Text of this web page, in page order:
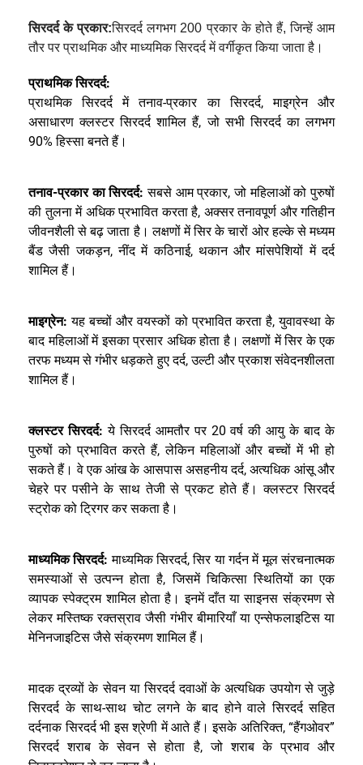
सिरदर्द के प्रकार:सिरदर्द लगभग 200 प्रकार के होते हैं, जिन्हें आम
तौर पर प्राथमिक और माध्यमिक सिरदर्द में वर्गीकृत किया जाता है।
प्राथमिक सिरदर्द:
प्राथमिक सिरदर्द में तनाव-प्रकार का सिरदर्द, माइग्रेन और
असाधारण क्लस्टर सिरदर्द शामिल हैं, जो सभी सिरदर्द का लगभग
90% हिस्सा बनते हैं।
तनाव-प्रकार का सिरदर्द: सबसे आम प्रकार, जो महिलाओं को पुरुषों
की तुलना में अधिक प्रभावित करता है, अक्सर तनावपूर्ण और गतिहीन
जीवनशैली से बढ़ जाता है। लक्षणों में सिर के चारों ओर हल्के से मध्यम
बैंड जैसी जकड़न, नींद में कठिनाई, थकान और मांसपेशियों में दर्द
शामिल हैं।
माइग्रेन:यह बच्चों और वयस्कों को प्रभावित करता है, युवावस्था के
बाद महिलाओं में इसका प्रसार अधिक होता है। लक्षणों में सिर के एक
तरफ मध्यम से गंभीर धड़कते हुए दर्द, उल्टी और प्रकाश संवेदनशीलता
शामिल हैं।
क्लस्टर सिरदर्द: ये सिरदर्द आमतौर पर 20 वर्ष की आयु के बाद के
पुरुषों को प्रभावित करते हैं, लेकिन महिलाओं और बच्चों में भी हो
सकते हैं। वे एक आंख के आसपास असहनीय दर्द, अत्यधिक आंसू और
चेहरे पर पसीने के साथ तेजी से प्रकट होते हैं। क्लस्टर सिरदर्द
स्ट्रोक को ट्रिगर कर सकता है।
माध्यमिक सिरदर्द:माध्यमिक सिरदर्द, सिर या गर्दन में मूल संरचनात्मक
समस्याओं से उत्पन्न होता है, जिसमें चिकित्सा स्थितियों का एक
व्यापक स्पेक्ट्रम शामिल होता है। इनमें दाँत या साइनस संक्रमण से
लेकर मस्तिष्क रक्तस्राव जैसी गंभीर बीमारियाँ या एन्सेफलाइटिस या
मेनिनजाइटिस जैसे संक्रमण शामिल हैं।
मादक द्रव्यों के सेवन या सिरदर्द दवाओं के अत्यधिक उपयोग से जुड़े
सिरदर्द के साथ-साथ चोट लगने के बाद होने वाले सिरदर्द सहित
दर्दनाक सिरदर्द भी इस श्रेणी में आते हैं। इसके अतिरिक्त, “हैंगओवर”
सिरदर्द शराब के सेवन से होता है, जो शराब के प्रभाव और